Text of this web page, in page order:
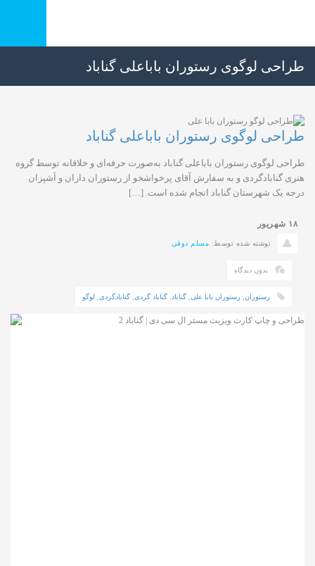
طراحی لوگوی رستوران باباعلی گناباد
طراحی لوگوی رستوران باباعلی گناباد
طراحی لوگوی رستوران باباعلی گناباد به‌صورت حرفه‌ای و خلاقانه توسط گروه
هنری گنابادگردی و به سفارش آقای پرخواشخو از رستوران داران و آشپزان
درجه یک شهرستان گناباد انجام شده است. […]
۱۸ شهریور
نوشته شده توسط: مسلم ذوقی
بدون دیدگاه
رستوران, رستوران بابا علی, گناباد, گناباد گردی, گنابادگردی, لوگو